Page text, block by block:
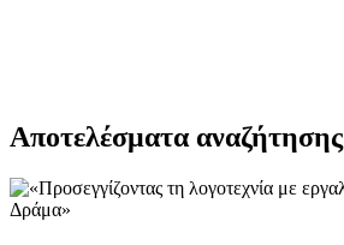
Αποτελέσματα αναζήτησης